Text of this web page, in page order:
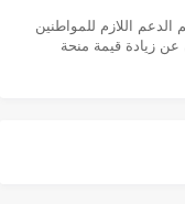
الدعم اللازم للمواطنين
عن زيادة قيمة منحة